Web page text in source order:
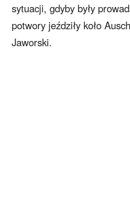
sytuacji, gdyby były
potwory jeździły koło
Jaworski.